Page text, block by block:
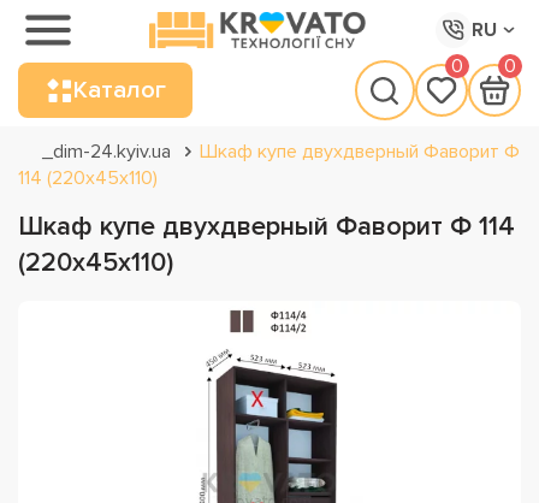
RU
Каталог
0 0
_dim-24.kyiv.ua
Шкаф купе двухдверный Фаворит Ф
114 (220х45х110)
Шкаф купе двухдверный Фаворит Ф 114
(220х45х110)